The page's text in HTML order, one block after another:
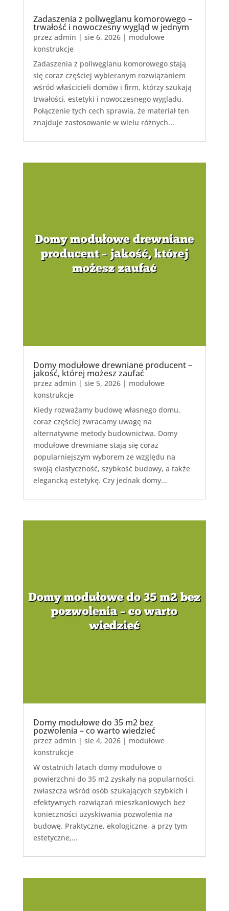
Zadaszenia z poliwęglanu komorowego –
trwałość i nowoczesny wygląd w jednym
przez admin | sie 6, 2026| modułowe
konstrukcje
Zadaszenia z poliwęglanu komorowego stają
się coraz częściej wybieranym rozwiązaniem
wśród właścicieli domów i firm, którzy szukają
trwałości, estetyki i nowoczesnego wyglądu.
Połączenie tych cech sprawia, że materiał ten
znajduje zastosowanie w wielu różnych...
Domy modułowe drewniane producent –
jakość, której możesz zaufać
przez admin | sie 5, 2026| modułowe
konstrukcje
Kiedy rozważamy budowę własnego domu,
coraz częściej zwracamy uwagę na
alternatywne metody budownictwa. Domy
modułowe drewniane stają się coraz
popularniejszym wyborem ze względu na
swoją elastyczność, szybkość budowy, a także
elegancką estetykę. Czy jednak domy...
Domy modułowe do 35 m2 bez
pozwolenia – co warto wiedzieć
przez admin | sie 4, 2026| modułowe
konstrukcje
W ostatnich latach domy modułowe o
powierzchni do 35 m2 zyskały na popularności,
zwłaszcza wśród osób szukających szybkich i
efektywnych rozwiązań mieszkaniowych bez
konieczności uzyskiwania pozwolenia na
budowę. Praktyczne, ekologiczne, a przy tym
estetyczne,...